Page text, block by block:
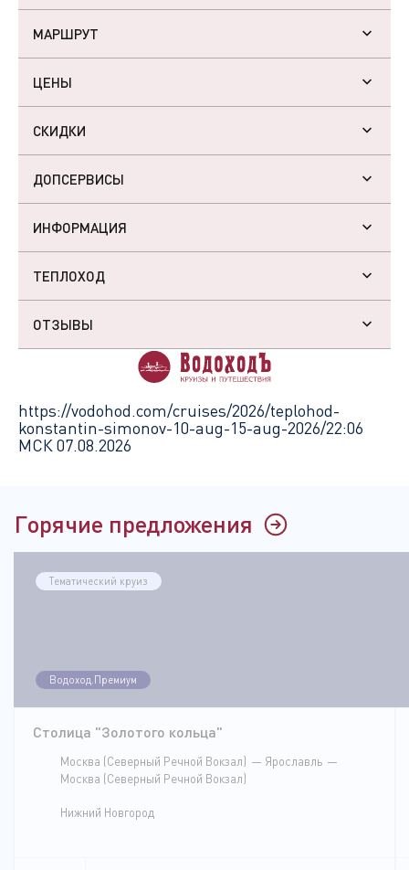
МАРШРУТ
ЦЕНЫ
СКИДКИ
ДОПСЕРВИСЫ
ИНФОРМАЦИЯ
ТЕПЛОХОД
ОТЗЫВЫ
https://vodohod.com/cruises/2026/teplohod-
konstantin-simonov-10-aug-15-aug-2026/22:06
МСК 07.08.2026
Горячие предложения
Тематический круиз
Водоход.Премиум
Столица "Золотого кольца"
Москва (Северный Речной Вокзал)
Ярославль
Москва (Северный Речной Вокзал)
Нижний Новгород